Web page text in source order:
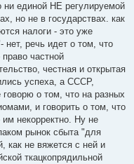
ни единой НЕ регулируемой
но не в государствах. как
налоги - это уже
нет, речь идет о том, что
частной
честная и открытая
успеха, а СССР,
о том, что на разных
и говорить о том, что
некорректно. Ну не
рынок сбыта "для
как не вяжется с ней и
ткацкопрядильной